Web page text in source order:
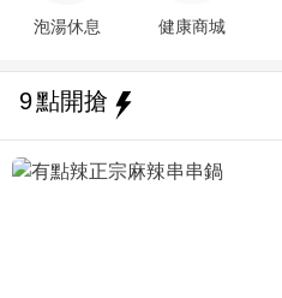
泡湯休息 健康商城
9點開搶